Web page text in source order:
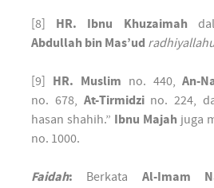
[8] HR. Ibnu Khuzaimah
Abdullah bin Mas’ud
[9] HR. Muslim no. 440,An-
no. 678, At-Tirmidzino. 224,
hasan shahih.” Ibnu Majah juga
no. 1000.
Faidah: Berkata Al-Imam